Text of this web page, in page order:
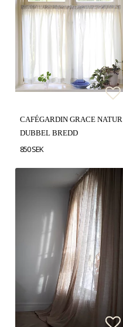
CAFÉGARDIN GRACE NATUR
DUBBEL BREDD
850 SEK